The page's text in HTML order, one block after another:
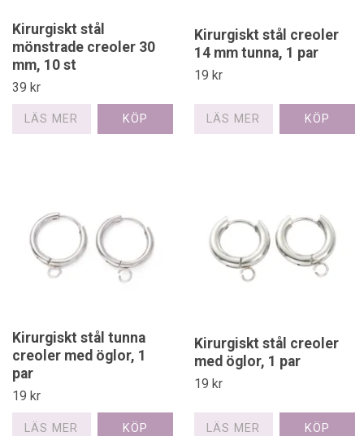
Kirurgiskt stål
mönstrade creoler 30
mm, 10 st
39 kr
LÄS MER
Kirurgiskt stål creoler
14 mm tunna, 1 par
19 kr
LÄS MER
Kirurgiskt stål tunna
creoler med öglor, 1
par
19 kr
LÄS MER
Kirurgiskt stål creoler
med öglor, 1 par
19 kr
LÄS MER